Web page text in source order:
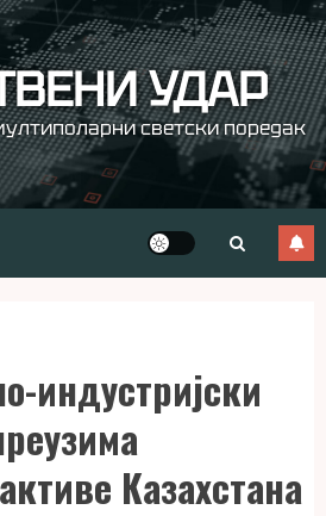
УДАР
светски поредак
индустријски
Казахстана